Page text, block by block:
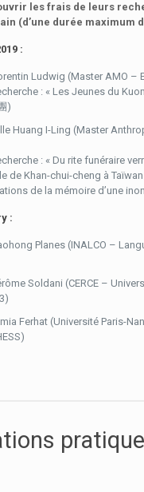
les frais de leurs
(d’une durée maximum
:
Ludwig (Master AMO –
: « Les Jeunes du
)
Huang I-Ling (Master
: « Du rite funéraire
de Khan-chui-cheng à
de la mémoire d’une
:
Planes (INALCO –
Soldani (CERCE –
Ferhat (Université Paris-